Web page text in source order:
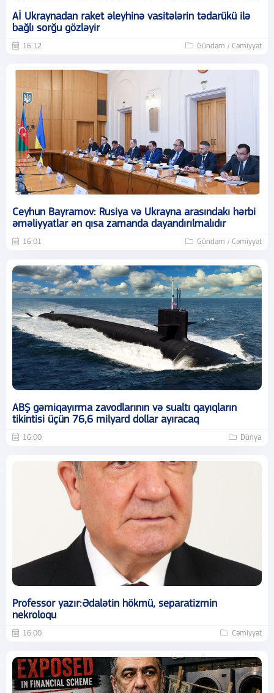
Aİ Ukraynadan raket əleyhinə vasitələrin tədarükü ilə
bağlı sorğu gözləyir
16:12 Gündəm / Cəmiyyət
Ceyhun Bayramov: Rusiya və Ukrayna arasındakı hərbi
əməliyyatlar ən qısa zamanda dayandırılmalıdır
16:01 Gündəm / Cəmiyyət
ABŞ gəmiqayırma zavodlarının və sualtı qayıqların
tikintisi üçün 76,6 milyard dollar ayıracaq
16:00 Dünya
Professor yazır:Ədalətin hökmü, separatizmin
nekroloqu
16:00 Cəmiyyət